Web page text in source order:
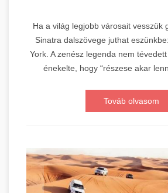
Ha a világ legjobb városait vesszük
Sinatra dalszövege juthat
York. A zenész legenda nem
énekelte, hogy “részese akar
Továb olvasom